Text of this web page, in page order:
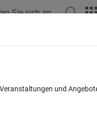
Sie sich an
und